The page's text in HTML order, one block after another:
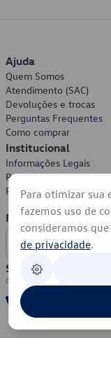
Ajuda
Quem Somos
Atendimento (SAC)
Devoluções e trocas
Perguntas Frequentes
Como comprar
Institucional
Informações Legais
Política de Privacidade
Política de Cookies
Formas de
Segurança
Para otimizar sua
fazemos uso de
consideramos
de privacidade.